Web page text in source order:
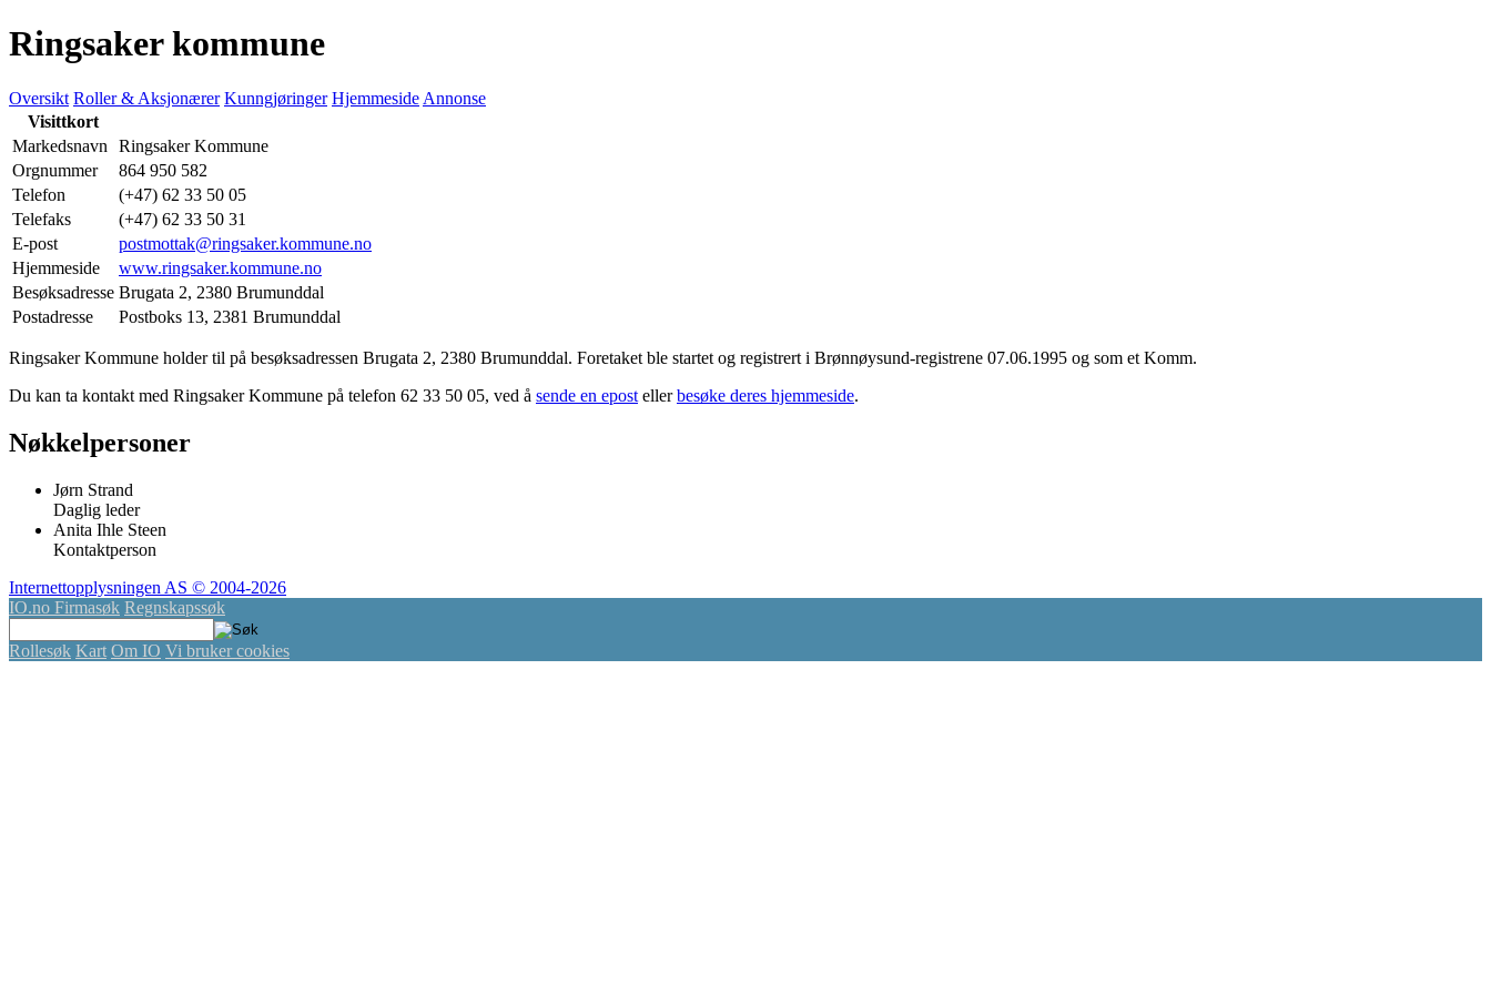
Ringsaker kommune
Oversikt Roller & Aksjonærer Kunngjøringer Hjemmeside Annonse
Visittkort
Markedsnavn
Ringsaker Kommune
Orgnummer
864 950 582
Telefon
(+47) 62 33 50 05
Telefaks
(+47) 62 33 50 31
E-post
postmottak@ringsaker.kommune.no
Hjemmeside
www.ringsaker.kommune.no
Besøksadresse Brugata 2, 2380 Brumunddal
Postadresse
Postboks 13, 2381 Brumunddal
Ringsaker Kommune holder til på besøksadressen Brugata 2, 2380 Brumunddal. Foretaket ble startet og registrert i Brønnøysund-registrene 07.06.1995 og som et Komm.
Du kan ta kontakt med Ringsaker Kommune på telefon 62 33 50 05, ved å sende en epost ellerbesøke deres hjemmeside.
Nøkkelpersoner
Jørn Strand
Daglig leder
Anita Ihle Steen
Kontaktperson
Internettopplysningen AS © 2004-2026
IO.no Firmasøk Regnskapssøk
Rollesøk Kart Om IO Vi bruker cookies